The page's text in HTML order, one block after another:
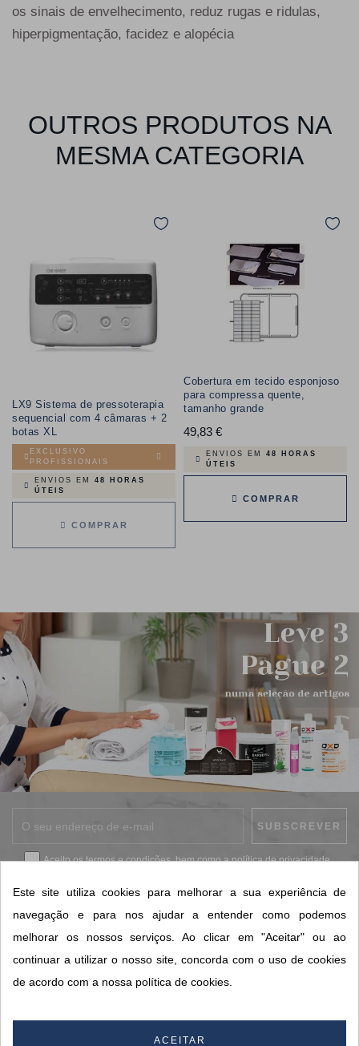
os sinais de envelhecimento, reduz rugas e ridulas,
hiperpigmentação, facidez e alopécia
OUTROS PRODUTOS NA
MESMA CATEGORIA
LX9 Sistema de pressoterapia
sequencial com 4 câmaras + 2
botas XL
EXCLUSIVO
PROFISSIONAIS
ENVIOS EM 48 HORAS
ÚTEIS
COMPRAR
Cobertura em tecido esponjoso
para compressa quente,
tamanho grande
49,83 €Preço
ENVIOS EM 48 HORAS
ÚTEIS
COMPRAR
Aceito ostermos e condições, bem como apolítica de privacidade.
CONTACTOS SORISA
Este site utiliza cookies para melhorar a sua experiência de
navegação e para nos ajudar a entender como podemos
melhorar os nossos serviços. Ao clicar em "Aceitar" ou ao
continuar a utilizar o nosso site, concorda com o uso de cookies
de acordo com a nossa política de cookies.
ACEITAR